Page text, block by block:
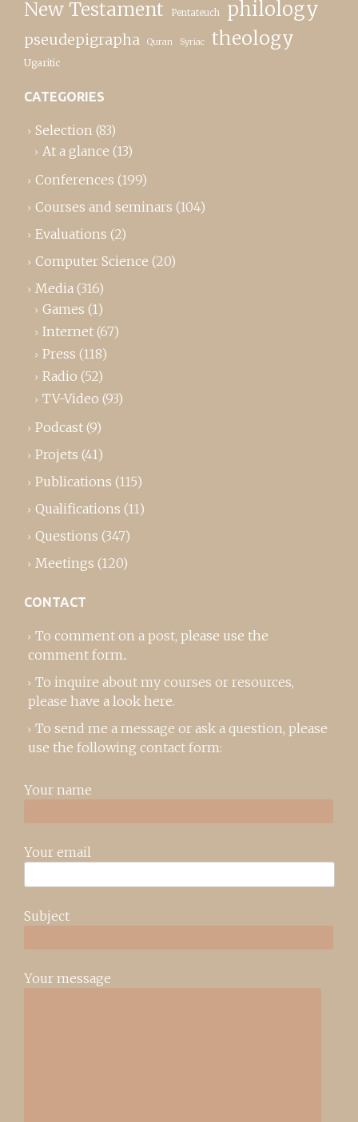
New Testament Pentateuch philology
pseudepigrapha Quran Syriac theology
Ugaritic
CATEGORIES
Selection (83)
At a glance (13)
Conferences (199)
Courses and seminars (104)
Evaluations (2)
Computer Science (20)
Media (316)
Games (1)
Internet (67)
Press (118)
Radio (52)
TV-Video (93)
Podcast (9)
Projets (41)
Publications (115)
Qualifications (11)
Questions (347)
Meetings (120)
CONTACT
To comment on a post, please use the
comment form..
To inquire about my courses or resources,
please have a look here.
To send me a message or ask a question, please
use the following contact form:
Your name
Your email
Subject
Your message